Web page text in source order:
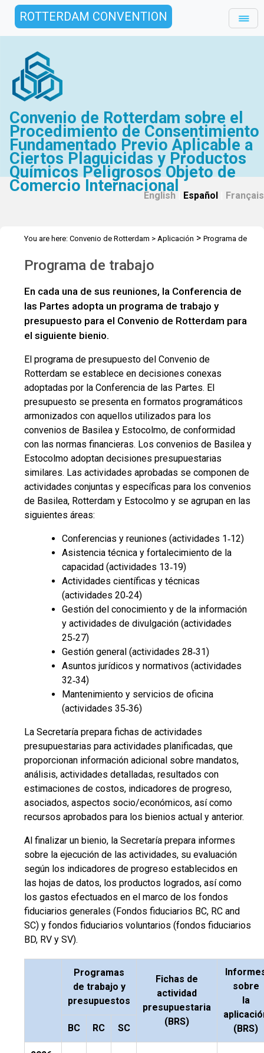
ROTTERDAM CONVENTION
Convenio de Rotterdam sobre el
Procedimiento de Consentimiento
Fundamentado Previo Aplicable a
Ciertos Plaguicidas y Productos
Químicos Peligrosos Objeto de
Comercio Internacional
English Español Français
You are here: Convenio de Rotterdam > Aplicación > Programa de
Programa de trabajo
En cada una de sus reuniones, la Conferencia de
las Partes adopta un programa de trabajo y
presupuesto para el Convenio de Rotterdam para
el siguiente bienio.
El programa de presupuesto del Convenio de
Rotterdam se establece en decisiones conexas
adoptadas por la Conferencia de las Partes. El
presupuesto se presenta en formatos programáticos
armonizados con aquellos utilizados para los
convenios de Basilea y Estocolmo, de conformidad
con las normas financieras. Los convenios de Basilea y
Estocolmo adoptan decisiones presupuestarias
similares. Las actividades aprobadas se componen de
actividades conjuntas y específicas para los convenios
de Basilea, Rotterdam y Estocolmo y se agrupan en las
siguientes áreas:
Conferencias y reuniones (actividades 1‑12)
Asistencia técnica y fortalecimiento de la
capacidad (actividades 13‑19)
Actividades científicas y técnicas
(actividades 20‑24)
Gestión del conocimiento y de la información
y actividades de divulgación (actividades
25‑27)
Gestión general (actividades 28‑31)
Asuntos jurídicos y normativos (actividades
32‑34)
Mantenimiento y servicios de oficina
(actividades 35‑36)
La Secretaría prepara fichas de actividades
presupuestarias para actividades planificadas, que
proporcionan información adicional sobre mandatos,
análisis, actividades detalladas, resultados con
estimaciones de costos, indicadores de progreso,
asociados, aspectos socio/económicos, así como
recursos aprobados para los bienios actual y anterior.
Al finalizar un bienio, la Secretaría prepara informes
sobre la ejecución de las actividades, su evaluación
según los indicadores de progreso establecidos en
las hojas de datos, los productos logrados, así como
los gastos efectuados en el marco de los fondos
fiduciarios generales (Fondos fiduciarios BC, RC and
SC) y fondos fiduciarios voluntarios (fondos fiduciarios
BD, RV y SV).
Programas
de trabajo y
presupuestos
Fichas de
actividad
presupuestaria
(BRS)
sobre
la
(BRS)
BC RC SC